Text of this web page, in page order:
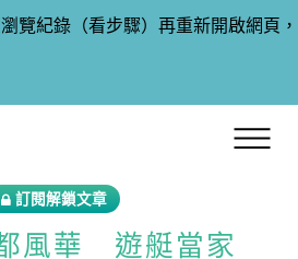
覽紀錄（看步驟）再重新開啟網頁，
訂閱解鎖文章
風華 遊艇當家